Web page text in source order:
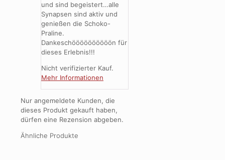
und sind begeistert…alle
Synapsen sind aktiv und
genießen die Schoko-
Praline.
Dankeschöööööööööön für
dieses Erlebnis!!!
Nicht verifizierter Kauf.
Mehr Informationen
Nur angemeldete Kunden, die
dieses Produkt gekauft haben,
dürfen eine Rezension abgeben.
Ähnliche Produkte